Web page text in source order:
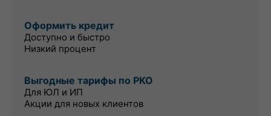
Оформить кредит
Доступно и быстро
Низкий процент
Выгодные тарифы по РКО
Для ЮЛ и ИП
Акции для новых клиентов